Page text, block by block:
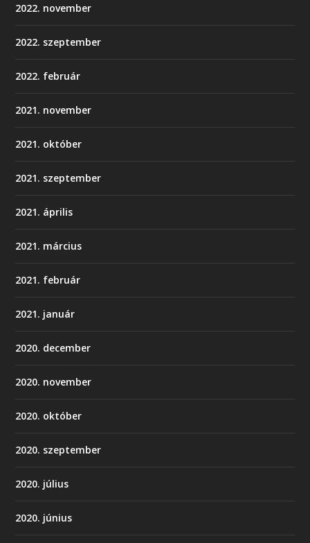
2022. november
2022. szeptember
2022. február
2021. november
2021. október
2021. szeptember
2021. április
2021. március
2021. február
2021. január
2020. december
2020. november
2020. október
2020. szeptember
2020. július
2020. június